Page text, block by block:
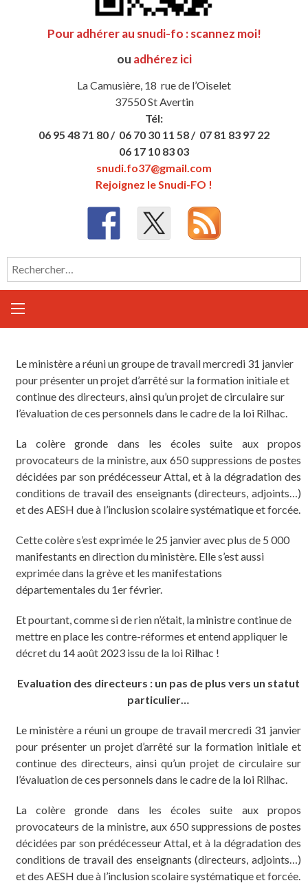
Pour adhérer au snudi-fo : scannez moi!
ou adhérez ici
La Camusière, 18 rue de l’Oiselet
37550 St Avertin
Tél:
06 95 48 71 80 / 06 70 30 11 58 / 07 81 83 97 22
06 17 10 83 03
snudi.fo37@gmail.com
Rejoignez le Snudi-FO !
Rechercher :
Le ministère a réuni un groupe de travail mercredi 31 janvier
pour présenter un projet d’arrêté sur la formation initiale et
continue des directeurs, ainsi qu’un projet de circulaire sur
l’évaluation de ces personnels dans le cadre de la loi Rilhac.
La colère gronde dans les écoles suite aux propos
provocateurs de la ministre, aux 650 suppressions de postes
décidées par son prédécesseur Attal, et à la dégradation des
conditions de travail des enseignants (directeurs, adjoints…)
et des AESH due à l’inclusion scolaire systématique et forcée.
Cette colère s’est exprimée le 25 janvier avec plus de 5 000
manifestants en direction du ministère. Elle s’est aussi
exprimée dans la grève et les manifestations
départementales du 1er février.
Et pourtant, comme si de rien n’était, la ministre continue de
mettre en place les contre-réformes et entend appliquer le
décret du 14 août 2023 issu de la loi Rilhac !
Evaluation des directeurs : un pas de plus vers un statut
particulier…
Le ministère a réuni un groupe de travail mercredi 31 janvier
pour présenter un projet d’arrêté sur la formation initiale et
continue des directeurs, ainsi qu’un projet de circulaire sur
l’évaluation de ces personnels dans le cadre de la loi Rilhac.
La colère gronde dans les écoles suite aux propos
provocateurs de la ministre, aux 650 suppressions de postes
décidées par son prédécesseur Attal, et à la dégradation des
conditions de travail des enseignants (directeurs, adjoints…)
et des AESH due à l’inclusion scolaire systématique et forcée.